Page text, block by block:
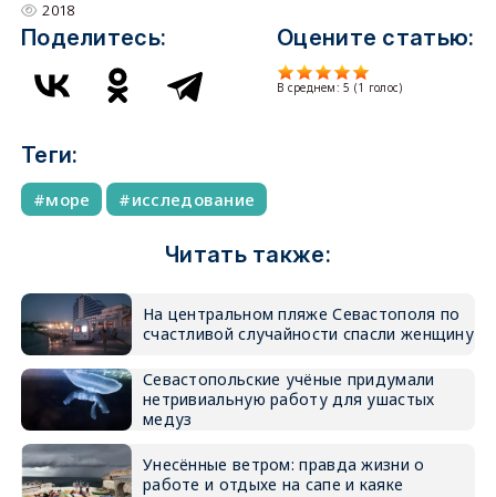
2018
Поделитесь: Оцените статью:
В среднем:5 (1 голос)
Теги:
море исследование
Читать также:
На центральном пляже Севастополя по
счастливой случайности спасли женщину
Севастопольские учёные придумали
нетривиальную работу для ушастых
медуз
Унесённые ветром: правда жизни о
работе и отдыхе на сапе и каяке